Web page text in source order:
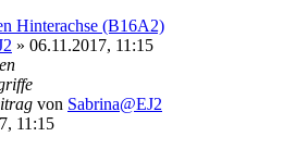
Hinterachse (B16A2)
» 06.11.2017, 11:15
von Sabrina@EJ2
11:15